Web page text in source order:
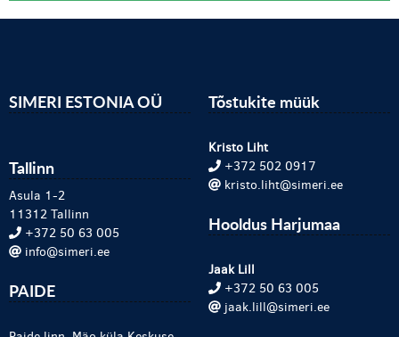
SIMERI ESTONIA OÜ
Tallinn
Asula 1-2
11312 Tallinn
+372 50 63 005
info@simeri.ee
PAIDE
Tõstukite müük
Kristo Liht
+372 502 0917
kristo.liht@simeri.ee
Hooldus Harjumaa
Jaak Lill
+372 50 63 005
jaak.lill@simeri.ee